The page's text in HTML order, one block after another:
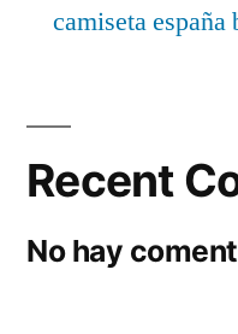
camiseta españa
Recent
No hay